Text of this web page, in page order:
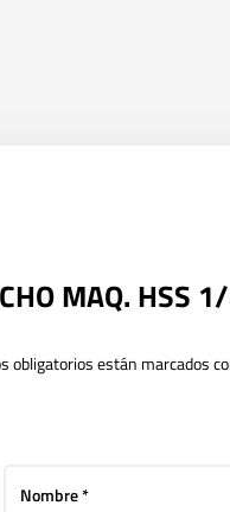
MAQ. HSS
obligatorios están marcados